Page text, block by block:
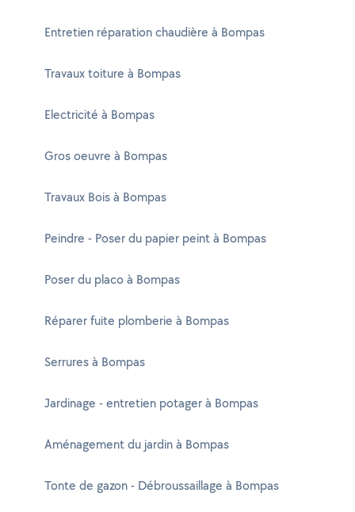
Entretien réparation chaudière à Bompas
Travaux toiture à Bompas
Electricité à Bompas
Gros oeuvre à Bompas
Travaux Bois à Bompas
Peindre - Poser du papier peint à Bompas
Poser du placo à Bompas
Réparer fuite plomberie à Bompas
Serrures à Bompas
Jardinage - entretien potager à Bompas
Aménagement du jardin à Bompas
Tonte de gazon - Débroussaillage à Bompas